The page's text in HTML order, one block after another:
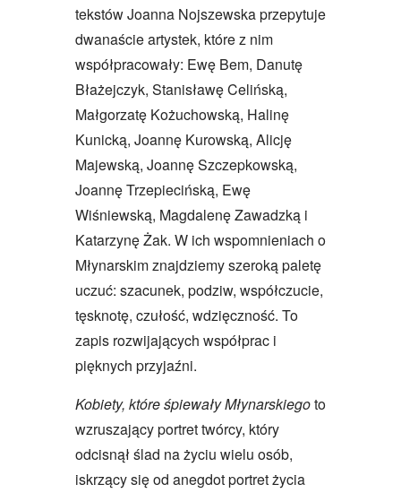
tekstów Joanna Nojszewska przepytuje
dwanaście artystek, które z nim
współpracowały: Ewę Bem, Danutę
Błażejczyk, Stanisławę Celińską,
Małgorzatę Kożuchowską, Halinę
Kunicką, Joannę Kurowską, Alicję
Majewską, Joannę Szczepkowską,
Joannę Trzepiecińską, Ewę
Wiśniewską, Magdalenę Zawadzką i
Katarzynę Żak. W ich wspomnieniach o
Młynarskim znajdziemy szeroką paletę
uczuć: szacunek, podziw, współczucie,
tęsknotę, czułość, wdzięczność. To
zapis rozwijających współprac i
pięknych przyjaźni.
Kobiety, które śpiewały Młynarskiegoto
wzruszający portret twórcy, który
odcisnął ślad na życiu wielu osób,
iskrzący się od anegdot portret życia